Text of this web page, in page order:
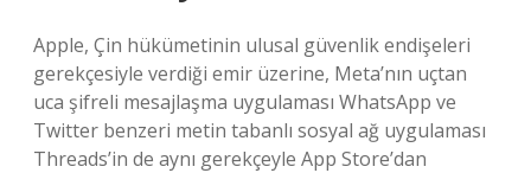
Apple, Çin hükümetinin ulusal güvenlik endişeleri
gerekçesiyle verdiği emir üzerine, Meta’nın uçtan
uca şifreli mesajlaşma uygulaması WhatsApp ve
Twitter benzeri metin tabanlı sosyal ağ uygulaması
Threads’in de aynı gerekçeyle App Store’dan